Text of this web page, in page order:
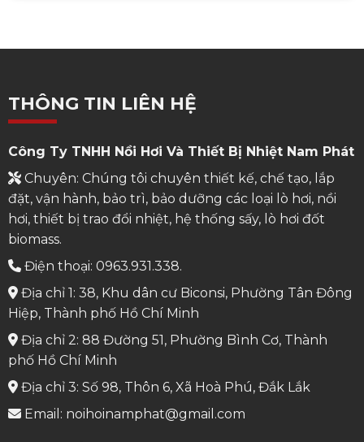
THÔNG TIN LIÊN HỆ
Công Ty TNHH Nồi Hơi Và Thiết Bị Nhiệt Nam Phát
Chuyên: Chúng tôi chuyên thiết kế, chế tạo, lắp
đặt, vận hành, bảo trì, bảo dưỡng các loại lò hơi, nồi
hơi, thiết bị trao đổi nhiệt, hệ thống sấy, lò hơi đốt
biomass.
Điện thoại: 0963.931.338.
Địa chỉ 1: 38, Khu dân cư Biconsi, Phường Tân Đông
Hiệp, Thành phố Hồ Chí Minh
Địa chỉ 2: 88 Đường 51, Phường Bình Cơ, Thành
phố Hồ Chí Minh
Địa chỉ 3: Số 98, Thôn 6, Xã Hoà Phú, Đắk Lắk
Email: noihoinamphat@gmail.com